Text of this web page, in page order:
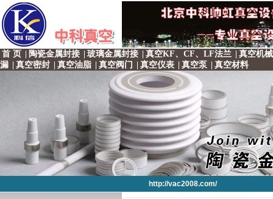
首 页 陶瓷金属封接 玻璃金属封接 真空KF、CF、LF法兰
真空机
漏
真空密封 真空油脂 真空阀门 真空仪表 真空泵 真空材料
http://vac2008.com/